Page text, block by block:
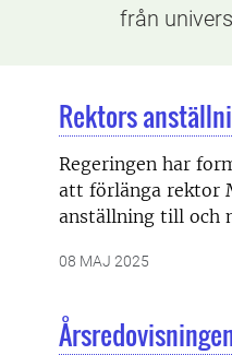
från
Rektors
Regeringen har
att förlänga rektor
anställning till och
08 MAJ 2025